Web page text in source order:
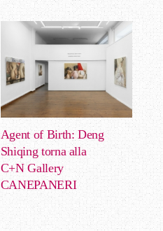
Agent of Birth: Deng
Shiqing torna alla
C+N Gallery
CANEPANERI